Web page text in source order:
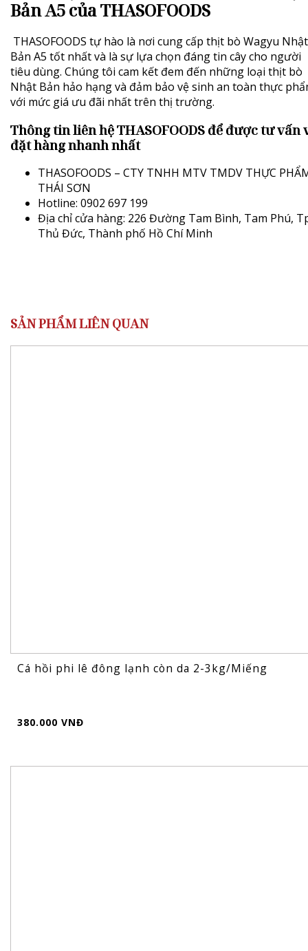
Bản A5 của THASOFOODS
THASOFOODS tự hào là nơi cung cấp thịt bò Wagyu Nhật
Bản A5 tốt nhất và là sự lựa chọn đáng tin cây cho người
tiêu dùng. Chúng tôi cam kết đem đến những loại thịt bò
Nhật Bản hảo hạng và đảm bảo vệ sinh an toàn thực
với mức giá ưu đãi nhất trên thị trường.
Thông tin liên hệ THASOFOODS để được tư vấn
đặt hàng nhanh nhất
THASOFOODS – CTY TNHH MTV TMDV THỰC
THÁI SƠN
Hotline: 0902 697 199
Địa chỉ cửa hàng: 226 Đường Tam Bình, Tam Phú,
Thủ Đức, Thành phố Hồ Chí Minh
SẢN PHẨM LIÊN QUAN
Cá hồi phi lê đông lạnh còn da 2-3kg/Miếng
380.000 VNĐ